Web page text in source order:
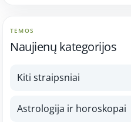
TEMOS
Naujienų kategorijos
Kiti straipsniai
Astrologija ir horoskopai